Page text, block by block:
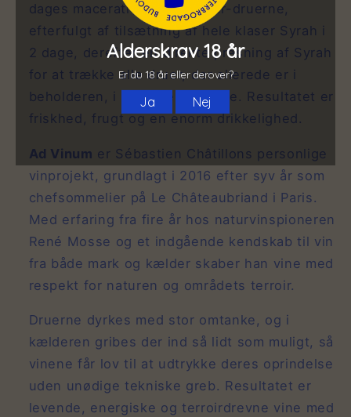
dages maceration på Viognier-druerne,
efterfulgt af tilsætning af hele klaser Syrah i
2 dage, derefter en direkte presning af Syrah
for at trække alle druer, der allerede er i
beholderen, i yderligere 2 dage. Resultatet er
friskhed, frugt og en enorm drikkelighed.
Ad Vinum er Sébastien Châtillons personlige
vinprojekt, grundlagt i 2016 efter syv år som
chefsommelier på Le Châteaubriand i Paris.
Med erfaring fra fire år hos naturvinspioneren
René Mosse og et indgående kendskab til vin
fra både mark og kælder skaber han vine med
respekt for naturen og områdets terroir.
Druerne dyrkes med stor omtanke, og i
kælderen gribes der ind så lidt som muligt, så
vinene får lov til at udtrykke deres oprindelse
uden unødige tekniske greb. Resultatet er
levende, energiske og terroirdrevne vine med